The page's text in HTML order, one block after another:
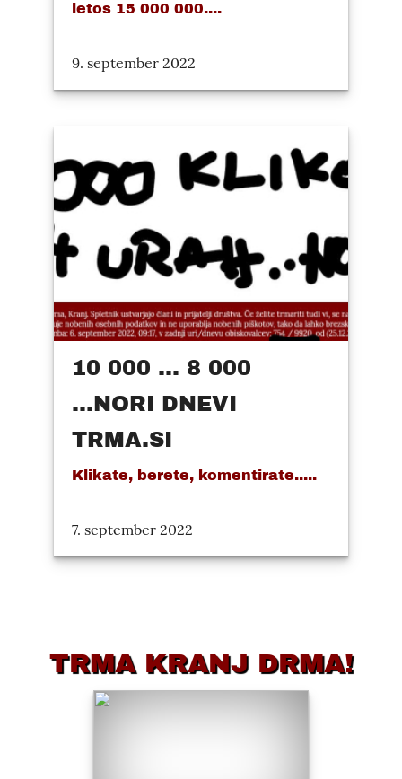
letos 15 000 000....
9. september 2022
10 000 ... 8 000
...NORI DNEVI
TRMA.SI
Klikate, berete, komentirate.....
7. september 2022
TRMA KRANJ DRMA!